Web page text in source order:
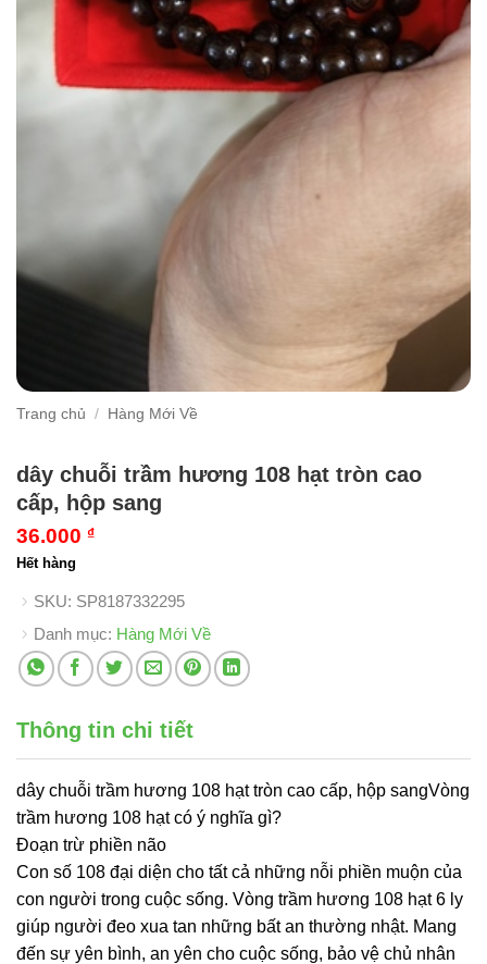
Trang chủ / Hàng Mới Về
dây chuỗi trầm hương 108 hạt tròn cao
cấp, hộp sang
36.000 ₫
Hết hàng
SKU: SP8187332295
Danh mục: Hàng Mới Về
Thông tin chi tiết
dây chuỗi trầm hương 108 hạt tròn cao cấp, hộp sangVòng
trầm hương 108 hạt có ý nghĩa gì?
Đoạn trừ phiền não
Con số 108 đại diện cho tất cả những nỗi phiền muộn của
con người trong cuộc sống. Vòng trầm hương 108 hạt 6 ly
giúp người đeo xua tan những bất an thường nhật. Mang
đến sự yên bình, an yên cho cuộc sống, bảo vệ chủ nhân